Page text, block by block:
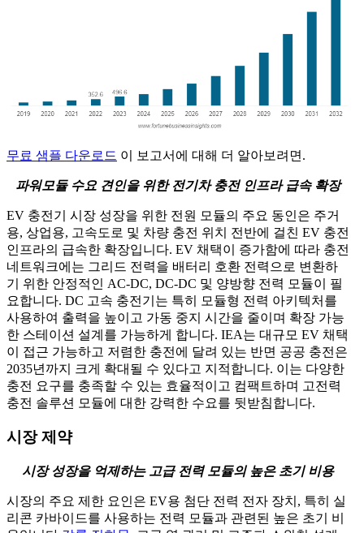
무료 샘플 다운로드 이 보고서에 대해 더 알아보려면.
파워모듈 수요 견인을 위한 전기차 충전 인프라 급속 확장
EV 충전기 시장 성장을 위한 전원 모듈의 주요 동인은 주거
용, 상업용, 고속도로 및 차량 충전 위치 전반에 걸친 EV 충전
인프라의 급속한 확장입니다. EV 채택이 증가함에 따라 충전
네트워크에는 그리드 전력을 배터리 호환 전력으로 변환하
기 위한 안정적인 AC-DC, DC-DC 및 양방향 전력 모듈이 필
요합니다. DC 고속 충전기는 특히 모듈형 전력 아키텍처를
사용하여 출력을 높이고 가동 중지 시간을 줄이며 확장 가능
한 스테이션 설계를 가능하게 합니다. IEA는 대규모 EV 채택
이 접근 가능하고 저렴한 충전에 달려 있는 반면 공공 충전은
2035년까지 크게 확대될 수 있다고 지적합니다. 이는 다양한
충전 요구를 충족할 수 있는 효율적이고 컴팩트하며 고전력
충전 솔루션 모듈에 대한 강력한 수요를 뒷받침합니다.
시장 제약
시장 성장을 억제하는 고급 전력 모듈의 높은 초기 비용
시장의 주요 제한 요인은 EV용 첨단 전력 전자 장치, 특히 실
리콘 카바이드를 사용하는 전력 모듈과 관련된 높은 초기 비